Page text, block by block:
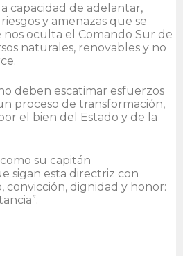
capacidad de adelantar,
y amenazas que se
oculta el Comando Sur de
naturales, renovables y no
deben escatimar esfuerzos
proceso de transformación,
el bien del Estado y de la
su capitán
sigan esta directriz con
convicción, dignidad y honor: